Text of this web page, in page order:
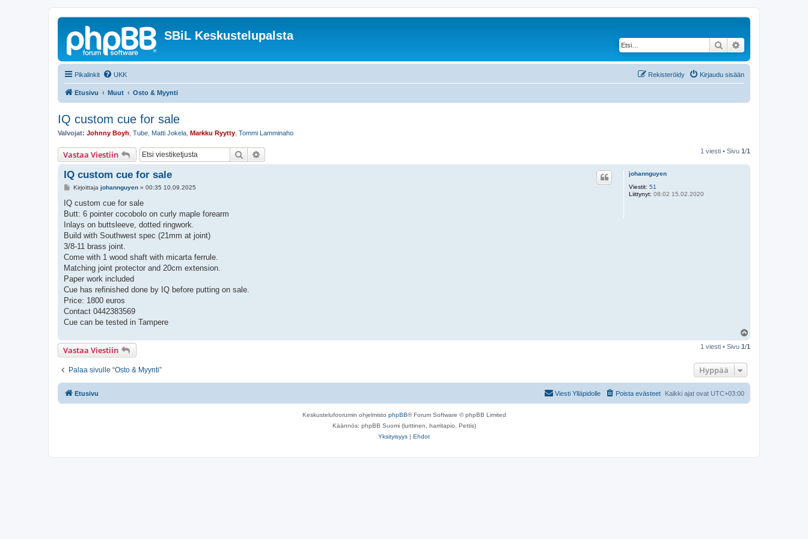
SBiL Keskustelupalsta
Etsi
Pikalinkit UKK Kirjaudu sisään
Rekisteröidy
Etusivu Muut Osto & Myynti
IQ custom cue for sale
Valvojat: Johnny Boyh Tube Matti Jokela Markku Ryytty Tommi Lamminaho
Vastaa Viestiin Etsi 1 viesti • Sivu 1/1
johannguyen
Viestit: 51
Liittynyt: 08:02 15.02.2020
IQ custom cue for sale
V
e
s
t
i
Kirjoittaja johannguyen» 00:35 10.09.2025
IQ custom cue for sale
Butt: 6 pointer cocobolo on curly maple forearm
Inlays on buttsleeve, dotted ringwork.
Build with Southwest spec (21mm at joint)
3/8-11 brass joint.
Come with 1 wood shaft with micarta ferrule.
Matching joint protector and 20cm extension.
Paper work included
Cue has refinished done by IQ before putting on sale.
Price: 1800 euros
Contact 0442383569
Cue can be tested in Tampere
ö
Vastaa Viestiin 1 viesti • Sivu 1/1
Palaa sivulle “Osto & Myynti” Hyppää
Etusivu Kaikki ajat ovat UTC+03:00
Poista evästeet
Viesti Ylläpidolle
Keskustelufoorumin ohjelmisto phpBB® Forum Software © phpBB Limited
Käännös: phpBB Suomi (lurttinen, harritapio, Pettis)
Yksityisyys | Ehdot